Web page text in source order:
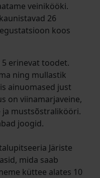
veinikööki.
26
koos
erinevat toodet.
ning mullastik
ainuomased just
on viinamarjaveine,
ja mustsõstralikööri.
joogid.
Järiste
mida saab
küttee alates 10